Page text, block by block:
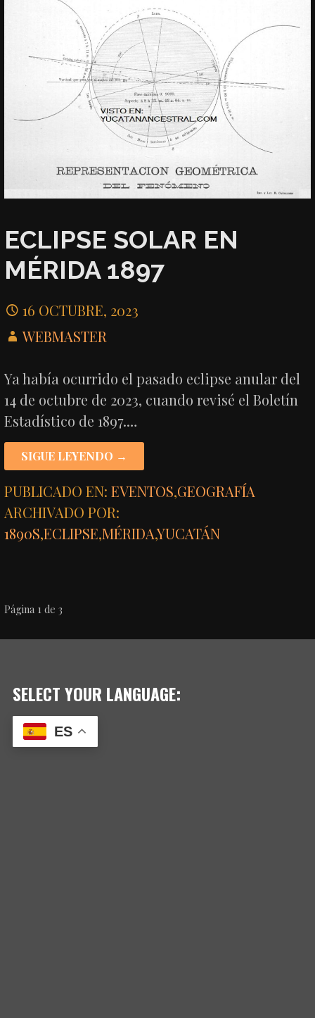
ECLIPSE SOLAR EN
MÉRIDA 1897
16 OCTUBRE, 2023
WEBMASTER
Ya había ocurrido el pasado eclipse anular del
14 de octubre de 2023, cuando revisé el Boletín
Estadístico de 1897.…
SIGUE LEYENDO →
PUBLICADO EN:EVENTOS,GEOGRAFÍA
ARCHIVADO POR:
1890S,ECLIPSE,MÉRIDA,YUCATÁN
NAVEGACIÓN
POR
Página 1 de 3
SELECT YOUR LANGUAGE:
ES